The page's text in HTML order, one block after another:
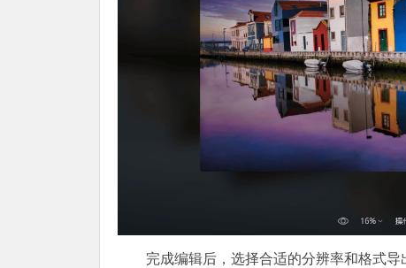
完成编辑后，选择合适的分辨率和格式导